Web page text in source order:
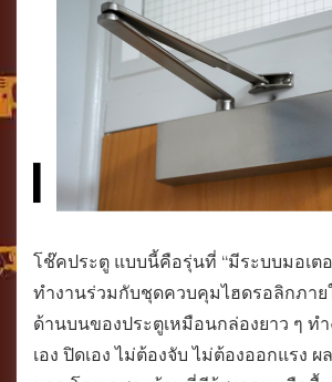
โช๊คประตู แบบนี้คือรุ่นที่ “มีระบบมอเต
ทำงานร่วมกับชุดควบคุมไฮดรอลิกภาย
ด้านบนของประตูเหมือนกล่องยาว ๆ ท
เอง ปิดเอง ไม่ต้องจับ ไม่ต้องออกแรง